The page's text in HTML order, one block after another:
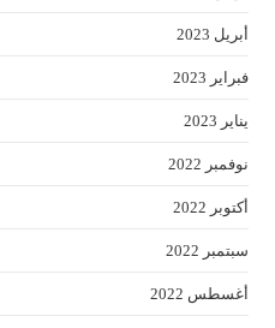
أبريل 2023
فبراير 2023
يناير 2023
نوفمبر 2022
أكتوبر 2022
سبتمبر 2022
أغسطس 2022